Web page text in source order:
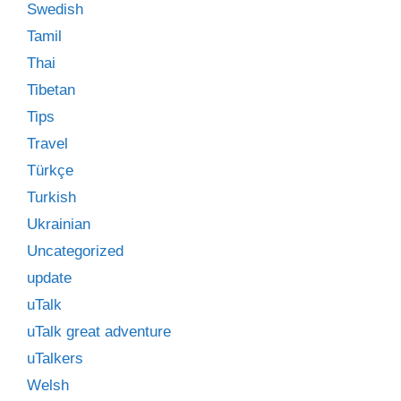
Swedish
Tamil
Thai
Tibetan
Tips
Travel
Türkçe
Turkish
Ukrainian
Uncategorized
update
uTalk
uTalk great adventure
uTalkers
Welsh